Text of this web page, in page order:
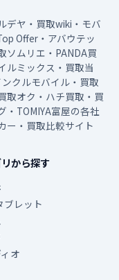
デヤ・買取wiki・モバ
Offer・アバウテッ
ソムリエ・PANDA買
ルミックス・買取当
クルモバイル・買取
取オク・ハチ買取・買
・TOMIYA富屋の各社
ー・買取比較サイト
から探す
ブレット
オ